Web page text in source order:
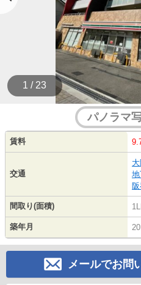
1 / 23
パノラマ
賃料
交通
間取り(面積)
築年月
メールでお問